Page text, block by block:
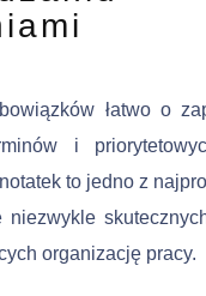
łatwo o
i
to jedno z
niezwykle
organizację pracy.